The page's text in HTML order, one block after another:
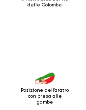
delle Colombe
Posizione dell'aratro
con presa alle
gambe